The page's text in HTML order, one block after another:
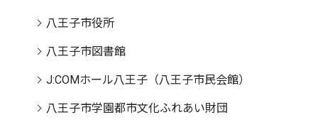
八王子市役所
八王子市図書館
J:COMホール八王子（八王子市民会館）
八王子市学園都市文化ふれあい財団